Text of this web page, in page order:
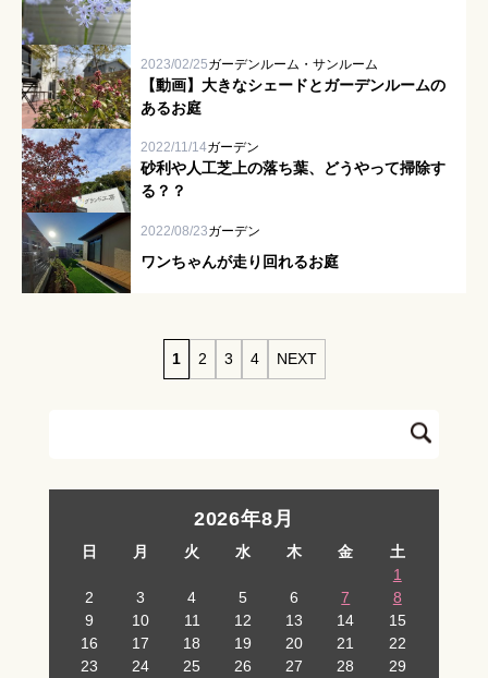
スタッフブログ
2023/02/25ガーデンルーム・サンルーム
【動画】大きなシェードとガーデンルームの
あるお庭
2022/11/14ガーデン
砂利や人工芝上の落ち葉、どうやって掃除す
る？？
2022/08/23ガーデン
ワンちゃんが走り回れるお庭
1 2 3 4 NEXT
2026年8月
日 月 火 水 木 金
土
1
2
3 4 5 6 7
8
9
10 11 12 13 14
15
16
17 18 19 20 21
22
23
24 25 26 27 28
29